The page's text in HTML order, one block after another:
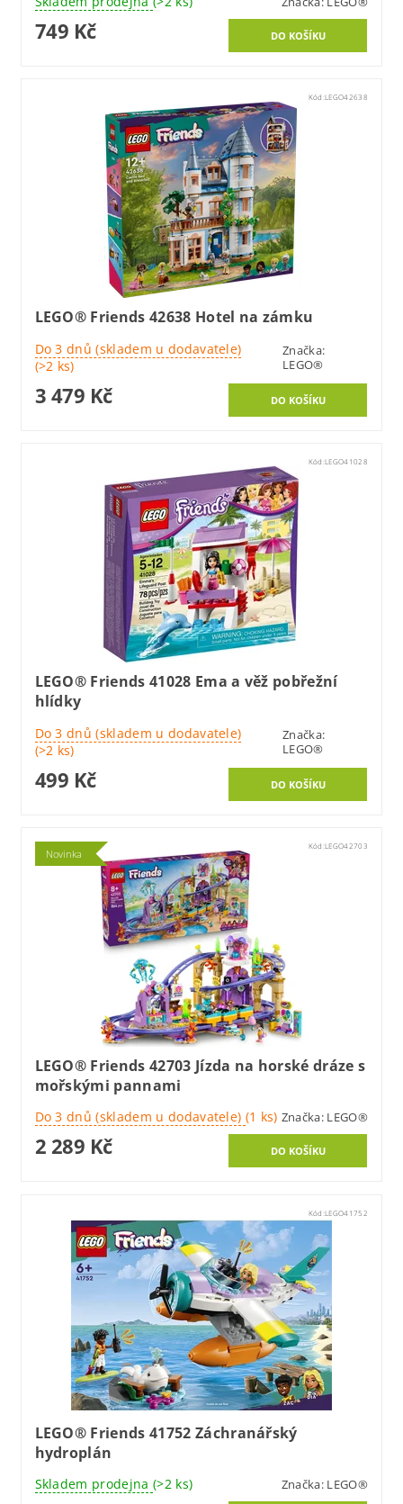
749 Kč
Kód:LEGO42638
LEGO® Friends 42638 Hotel na zámku
Do 3 dnů (skladem u dodavatele)
(>2 ks)
Značka:
LEGO®
3 479 Kč
Kód:LEGO41028
LEGO® Friends 41028 Ema a věž pobřežní
hlídky
Do 3 dnů (skladem u dodavatele)
(>2 ks)
Značka:
LEGO®
499 Kč
Novinka
Kód:LEGO42703
LEGO® Friends 42703 Jízda na horské dráze s
mořskými pannami
Do 3 dnů (skladem u dodavatele) (1 ks) Značka: LEGO®
2 289 Kč
Kód:LEGO41752
LEGO® Friends 41752 Záchranářský
hydroplán
Skladem prodejna (>2 ks) Značka: LEGO®